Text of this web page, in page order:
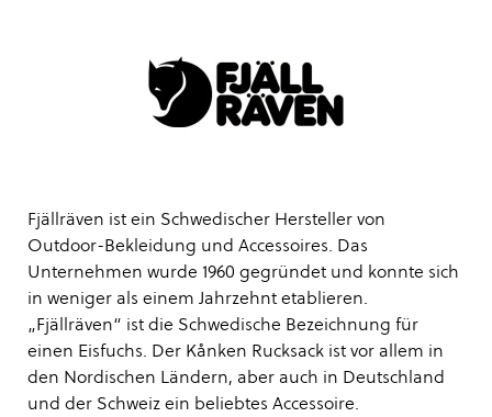
Fjällräven ist ein Schwedischer Hersteller von
Outdoor-Bekleidung und Accessoires. Das
Unternehmen wurde 1960 gegründet und konnte sich
in weniger als einem Jahrzehnt etablieren.
„Fjällräven“ ist die Schwedische Bezeichnung für
einen Eisfuchs. Der Kånken Rucksack ist vor allem in
den Nordischen Ländern, aber auch in Deutschland
und der Schweiz ein beliebtes Accessoire.